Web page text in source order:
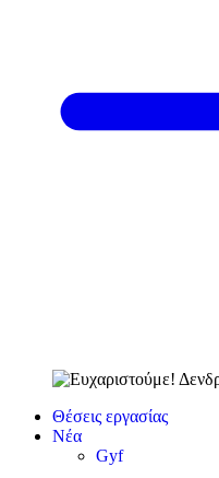
Θέσεις εργασίας
Νέα
Gyf